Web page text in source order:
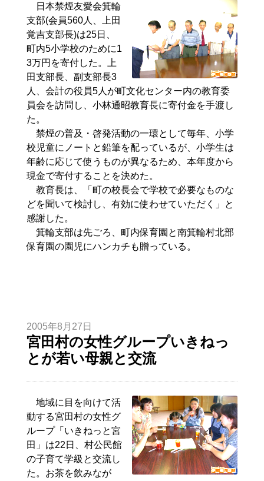
日本禁煙友愛会箕輪
支部(会員560人、上田
覚吉支部長)は25日、
町内5小学校のために1
3万円を寄付した。上
田支部長、副支部長3
人、会計の役員5人が町文化センター内の教育委
員会を訪問し、小林通昭教育長に寄付金を手渡し
た。
禁煙の普及・啓発活動の一環として毎年、小学
校児童にノートと鉛筆を配っているが、小学生は
年齢に応じて使うものが異なるため、本年度から
現金で寄付することを決めた。
教育長は、「町の校長会で学校で必要なものな
どを聞いて検討し、有効に使わせていただく」と
感謝した。
箕輪支部は先ごろ、町内保育園と南箕輪村北部
保育園の園児にハンカチも贈っている。
2005年8月27日
宮田村の女性グループいきねっ
とが若い母親と交流
地域に目を向けて活
動する宮田村の女性グ
ループ「いきねっと宮
田」は22日、村公民館
の子育て学級と交流し
た。お茶を飲みなが